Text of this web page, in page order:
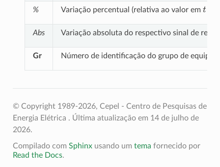
% Variação percentual (relativa ao valor em t
Abs Variação absoluta do respectivo sinal de
Gr Número de identificação do grupo de
© Copyright 1989-2026, Cepel - Centro de Pesquisas de
Energia Elétrica . Última atualização em 14 de julho de
2026.
Compilado com Sphinxusando um tema fornecido por
Read the Docs.